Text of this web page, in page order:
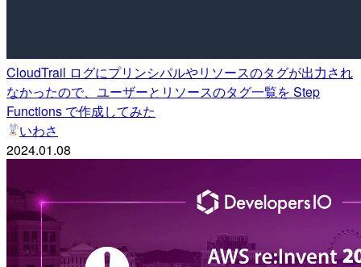
CloudTrail ログにプリンシパルやリソースのタグが出力され
なかったので、ユーザーとリソースのタグ一覧を Step
Functions で作成してみた
いわさ
2024.01.08